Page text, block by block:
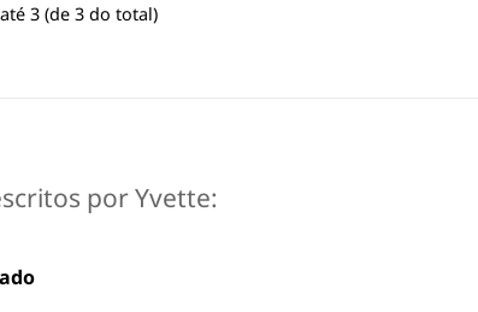
3 (de 3 do total)
por Yvette: